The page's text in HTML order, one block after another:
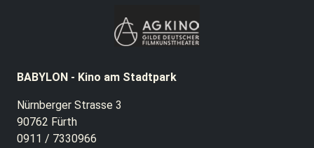
BABYLON - Kino am Stadtpark
Nürnberger Strasse 3
90762 Fürth
0911 / 7330966